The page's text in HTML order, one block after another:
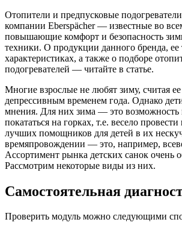
Отопители и предпусковые
компании Eberspächer — известные во
повышающие комфорт и безопасность
техники. О продукции данного бренда,
характеристиках, а также о подборе
подогревателей — читайте в статье.
Многие взрослые не любят зиму, считая
депрессивным временем года. Однако
мнения. Для них зима — это возможность
покататься на горках, т.е. весело
лучших помощников для детей в их
времяпровождении — это, например,
Ассортимент рынка детских санок очень
Рассмотрим некоторые виды из них.
Самостоятельная
Проверить модуль можно следующими